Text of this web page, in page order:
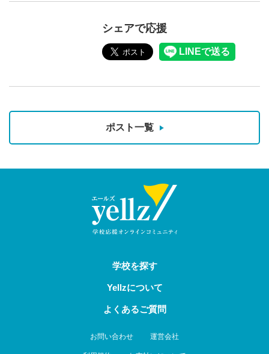
シェアで応援
ポスト一覧
学校を探す
Yellzについて
よくあるご質問
お問い合わせ 運営会社